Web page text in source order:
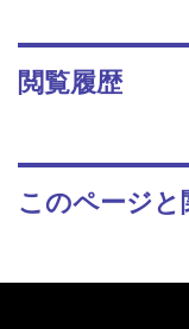
閲覧履歴
このページと